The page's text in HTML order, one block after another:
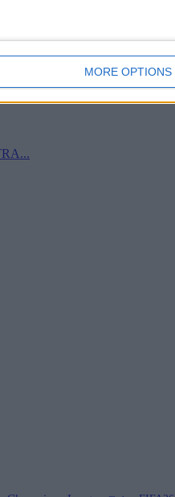
MORE OPTIONS
CHE...
CINESINI,...
DEL...